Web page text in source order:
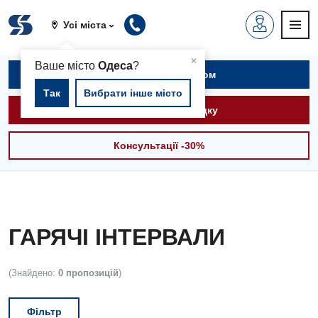
Усі міста
×
Ваше містоОдеса?
Так Вибрати інше місто
Записатися на прийом
Викликати швидку
Консультації -30%
ГАРЯЧІ ІНТЕРВАЛИ
(Знайдено: 0 пропозицій)
Фільтр